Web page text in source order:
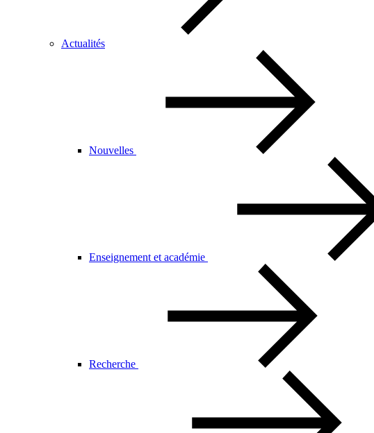
Actualités
Nouvelles
Enseignement et académie
Recherche